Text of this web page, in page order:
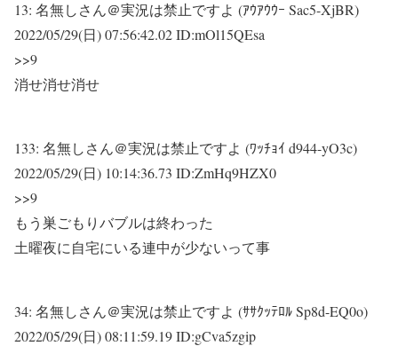
13: 名無しさん＠実況は禁止ですよ (ｱｳｱｳｳｰ Sac5-XjBR)
2022/05/29(日) 07:56:42.02 ID:mOl15QEsa
>>9
消せ消せ消せ
133: 名無しさん＠実況は禁止ですよ (ﾜｯﾁｮｲ d944-yO3c)
2022/05/29(日) 10:14:36.73 ID:ZmHq9HZX0
>>9
もう巣ごもりバブルは終わった
土曜夜に自宅にいる連中が少ないって事
34: 名無しさん＠実況は禁止ですよ (ｻｻｸｯﾃﾛﾙ Sp8d-EQ0o)
2022/05/29(日) 08:11:59.19 ID:gCva5zgip